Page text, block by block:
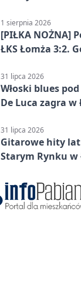
1 sierpnia 2026
[PIŁKA NOŻNA]
ŁKS Łomża 3:2.
Liga Grupa 1
31 lipca 2026
Włoski blues
De Luca zagra w
31 lipca 2026
Gitarowe hity
Starym Rynku w